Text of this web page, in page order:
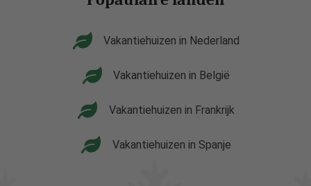
Vakantiehuizen in Nederland
Vakantiehuizen in België
Vakantiehuizen in Frankrijk
Vakantiehuizen in Spanje